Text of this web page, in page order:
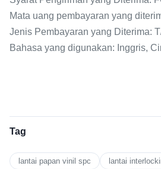
Mata uang pembayaran yang
Jenis Pembayaran yang Diterima:
Bahasa yang digunakan: Inggris,
Tag
lantai papan vinil spc
lantai